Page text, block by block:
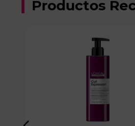
Productos